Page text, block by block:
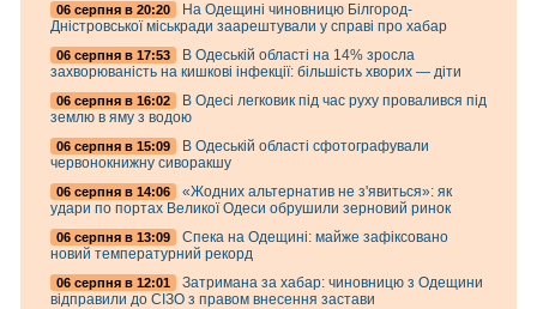
06 серпня в 20:20
На Одещині чиновницю Білгород-
Дністровської міськради заарештували у справі про хабар
06 серпня в 17:53
В Одеській області на 14% зросла
захворюваність на кишкові інфекції: більшість хворих — діти
06 серпня в 16:02
В Одесі легковик під час руху провалився під
землю в яму з водою
06 серпня в 15:09
В Одеській області сфотографували
червонокнижну сиворакшу
06 серпня в 14:06
«Жодних альтернатив не з'явиться»: як
удари по портах Великої Одеси обрушили зерновий ринок
06 серпня в 13:09
Спека на Одещині: майже зафіксовано
новий температурний рекорд
06 серпня в 12:01
Затримана за хабар: чиновницю з Одещини
відправили до СІЗО з правом внесення застави